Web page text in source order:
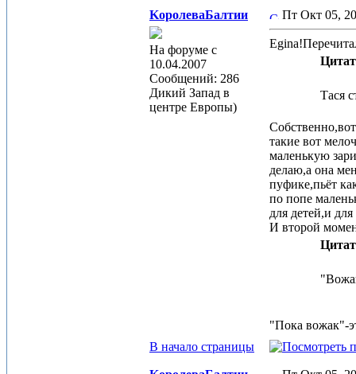
KoролеваБалтии
На форуме с
10.04.2007
Сообщений: 286
Дикий Запад в
центре Европы)
Пт Окт 05,
Тася
такие вот
маленькую
делаю,а она
пуфике,пьёт
по попе
для детей,и
И второй
"Пока вожак"-
В начало страницы